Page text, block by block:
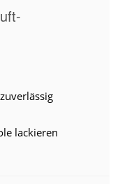
lackieren